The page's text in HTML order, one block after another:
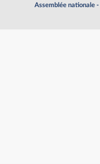
Assemblée nationale